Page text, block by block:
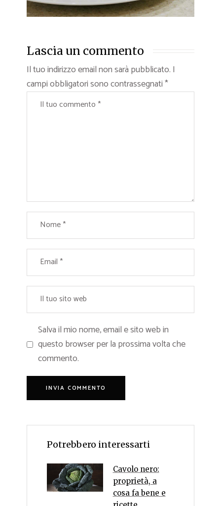
Lascia un commento
Il tuo indirizzo email non sarà pubblicato. I
campi obbligatori sono contrassegnati*
Salva il mio nome, email e sito web in
questo browser per la prossima volta che
commento.
Potrebbero interessarti
Cavolo nero:
proprietà, a
cosa fa bene e